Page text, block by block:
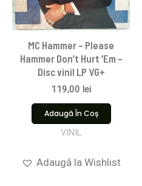
MC Hammer – Please
Hammer Don’t Hurt ‘Em –
Disc vinil LP VG+
119,00 lei
Adaugă În Coș
VINIL
Adaugă la Wishlist